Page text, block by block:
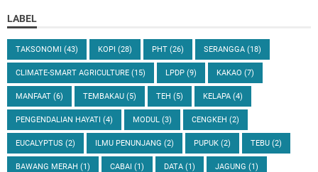
LABEL
TAKSONOMI (43) KOPI (28) PHT (26) SERANGGA (18)
CLIMATE-SMART AGRICULTURE (15) LPDP (9) KAKAO (7)
MANFAAT (6) TEMBAKAU (5) TEH (5) KELAPA (4)
PENGENDALIAN HAYATI (4) MODUL (3) CENGKEH (2)
EUCALYPTUS (2) ILMU PENUNJANG (2) PUPUK (2) TEBU (2)
BAWANG MERAH (1) CABAI (1) DATA (1) JAGUNG (1)